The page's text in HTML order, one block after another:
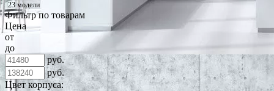
23 модели
Фильтр по товарам
Цена
от
до
руб.
руб.
Цвет корпуса: